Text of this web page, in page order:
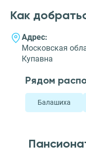
Как
Адрес:
Московская
Купавна
Рядом
Балашиха